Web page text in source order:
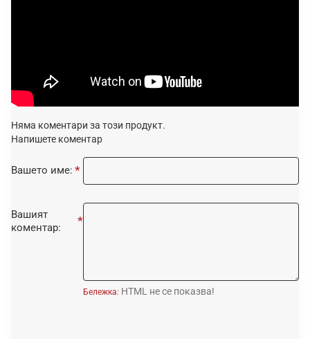
Няма коментари за този продукт.
Напишете коментар
Вашето име:
Вашият
коментар:
Бележка: HTML не се показва!